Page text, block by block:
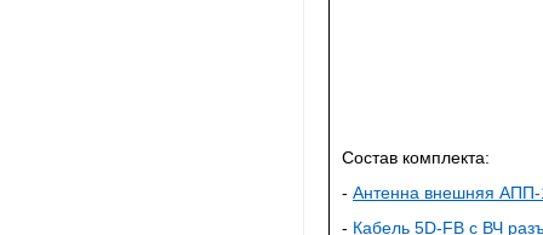
Состав комплекта:
- Антенна внешняя АПП-
- Кабель 5D-FB с ВЧ